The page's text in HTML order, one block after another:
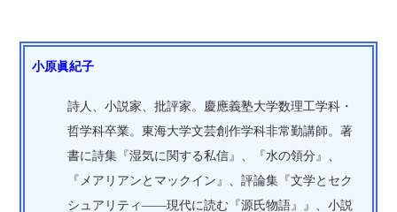
小原眞紀子
詩人、小説家、批評家。慶應義塾大学数理工学科・
哲学科卒業。東海大学文芸創作学科非常勤講師。著
書に詩集『湿気に関する私信』、『水の領分』、
『メアリアンとマックイン』、評論集『文学とセク
シュアリティ――現代に読む『源氏物語』』、小説